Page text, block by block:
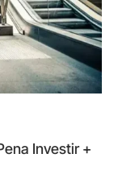
Investir +